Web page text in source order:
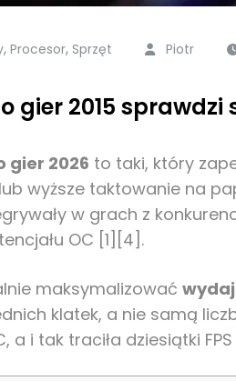
, Procesor, Sprzęt Piotr
gier 2015 sprawdzi
gier 2026 to taki, który
wyższe taktowanie na
w grach z
OC [1][4].
maksymalizować
klatek, a nie samą
a i tak traciła dziesiątki